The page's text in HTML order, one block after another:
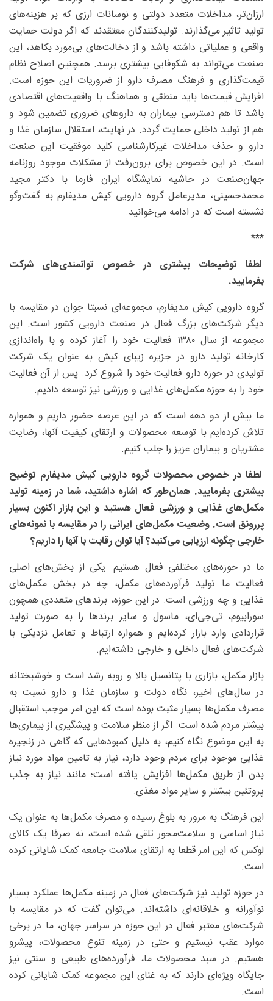
ارزان‌تر، مداخلات متعدد دولتی و نوسانات ارزی که بر هزینه‌های
تولید تاثیر می‌گذارند. تولیدکنندگان معتقدند که اگر دولت حمایت
واقعی و عملیاتی داشته باشد و از دخالت‌های بی‌مورد بکاهد، این
صنعت می‌تواند به شکوفایی بیشتری برسد. همچنین اصلاح نظام
قیمت‌گذاری و فرهنگ مصرف دارو از ضروریات این حوزه است.
افزایش قیمت‌ها باید منطقی و هماهنگ با واقعیت‌های اقتصادی
باشد تا هم دسترسی بیماران به داروهای ضروری تضمین شود و
هم از تولید داخلی حمایت گردد. در نهایت، استقلال سازمان غذا و
دارو و حذف مداخلات غیرکارشناسی کلید موفقیت این صنعت
است. در این خصوص برای برون‌رفت از مشکلات موجود روزنامه
جهان‌صنعت در حاشیه نمایشگاه ایران فارما با دکتر مجید
محمدحسینی، مدیرعامل گروه دارویی کیش مدیفارم به گفت‌وگو
نشسته است که در ادامه می‌خوانید.
***
لطفا توضیحات بیشتری در خصوص توانمندی‌های شرکت
بفرمایید.
گروه دارویی کیش مدیفارم، مجموعه‌ای نسبتا جوان در مقایسه با
دیگر شرکت‌های بزرگ فعال در صنعت دارویی کشور است. این
مجموعه از سال ۱۳۸۰ فعالیت خود را آغاز کرده و با راه‌اندازی
کارخانه تولید دارو در جزیره زیبای کیش به عنوان یک شرکت
تولیدی در حوزه دارو فعالیت خود را شروع کرد. پس از آن فعالیت
خود را به حوزه مکمل‌های غذایی و ورزشی نیز توسعه دادیم.
ما بیش از دو دهه است که در این عرصه حضور داریم و همواره
تلاش کرده‌ایم با توسعه محصولات و ارتقای کیفیت آنها، رضایت
مشتریان و بیماران عزیز را جلب کنیم.
لطفا در خصوص محصولات گروه دارویی کیش مدیفارم توضیح
بیشتری بفرمایید. همان‌طور که اشاره داشتید، شما در زمینه تولید
مکمل‌های غذایی و ورزشی فعال هستید و این بازار اکنون بسیار
پررونق است. وضعیت مکمل‌های ایرانی را در مقایسه با نمونه‌های
خارجی چگونه ارزیابی می‌کنید؟ آیا توان رقابت با آنها را داریم؟
ما در حوزه‌های مختلفی فعال هستیم. یکی از بخش‌های اصلی
فعالیت ما تولید فرآورده‌های مکمل، چه در بخش مکمل‌های
غذایی و چه ورزشی است. در این حوزه، برندهای متعددی همچون
سورابیوم، تی‌جی‌ای، ماسول و سایر برندها را به صورت تولید
قراردادی وارد بازار کرده‌ایم و همواره ارتباط و تعامل نزدیکی با
شرکت‌های فعال داخلی و خارجی داشته‌ایم.
بازار مکمل، بازاری با پتانسیل بالا و روبه رشد است و خوشبختانه
در سال‌های اخیر، نگاه دولت و سازمان غذا و دارو نسبت به
مصرف مکمل‌ها بسیار مثبت بوده است که این امر موجب استقبال
بیشتر مردم شده است. اگر از منظر سلامت و پیشگیری از بیماری‌ها
به این موضوع نگاه کنیم، به دلیل کمبودهایی که گاهی در زنجیره
غذایی موجود برای مردم وجود دارد، نیاز به تامین مواد مورد نیاز
بدن از طریق مکمل‌ها افزایش یافته است؛ مانند نیاز به جذب
پروتئین بیشتر و سایر مواد مغذی.
این فرهنگ به مرور به بلوغ رسیده و مصرف مکمل‌ها به عنوان یک
نیاز اساسی و سلامت‌محور تلقی شده است، نه صرفا یک کالای
لوکس که این امر قطعا به ارتقای سلامت جامعه کمک شایانی کرده
است.
در حوزه تولید نیز شرکت‌های فعال در زمینه مکمل‌ها عملکرد بسیار
نوآورانه و خلاقانه‌ای داشته‌اند. می‌توان گفت که در مقایسه با
شرکت‌های معتبر فعال در این حوزه در سراسر جهان، ما در برخی
موارد عقب نیستیم و حتی در زمینه تنوع محصولات، پیشرو
هستیم. در سبد محصولات ما، فرآورده‌های طبیعی و سنتی نیز
جایگاه ویژه‌ای دارند که به غنای این مجموعه کمک شایانی کرده
است.